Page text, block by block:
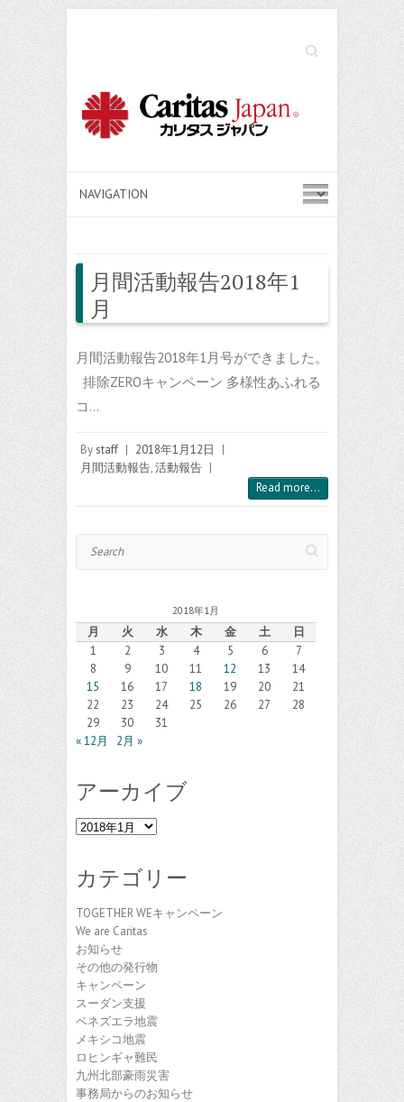
Search
月間活動報告2018年1
月
月間活動報告2018年1月号ができました。
排除ZEROキャンペーン 多様性あふれる
コ…
Bystaff | 2018年1月12日
|
月間活動報告,活動報告 |
Read more...
2018年1月
月 火 水 木 金 土
日
1
2 3 4 5 6
7
8
9 10 11 12 13
14
15
16 17 18 19 20
21
22
23 24 25 26 27
28
29
30
31
« 12月
2月 »
アーカイブ
ア
イ
カテゴリー
TOGETHER WEキャンペーン
We are Caritas
お知らせ
その他の発行物
キャンペーン
スーダン支援
ベネズエラ地震
メキシコ地震
ロヒンギャ難民
九州北部豪雨災害
事務局からのお知らせ